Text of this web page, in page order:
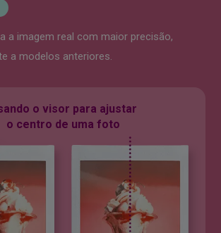
a imagem real com maior precisão,
a modelos anteriores.
o visor para ajustar
o centro de uma foto